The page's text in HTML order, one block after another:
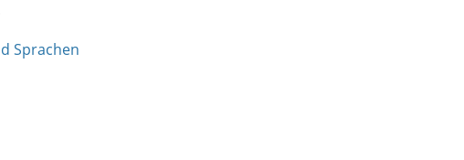
Sprachen